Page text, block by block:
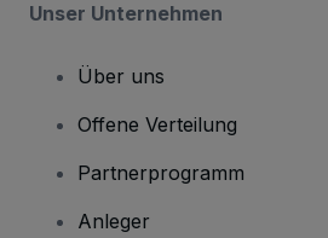
Unser Unternehmen
Über uns
Offene Verteilung
Partnerprogramm
Anleger